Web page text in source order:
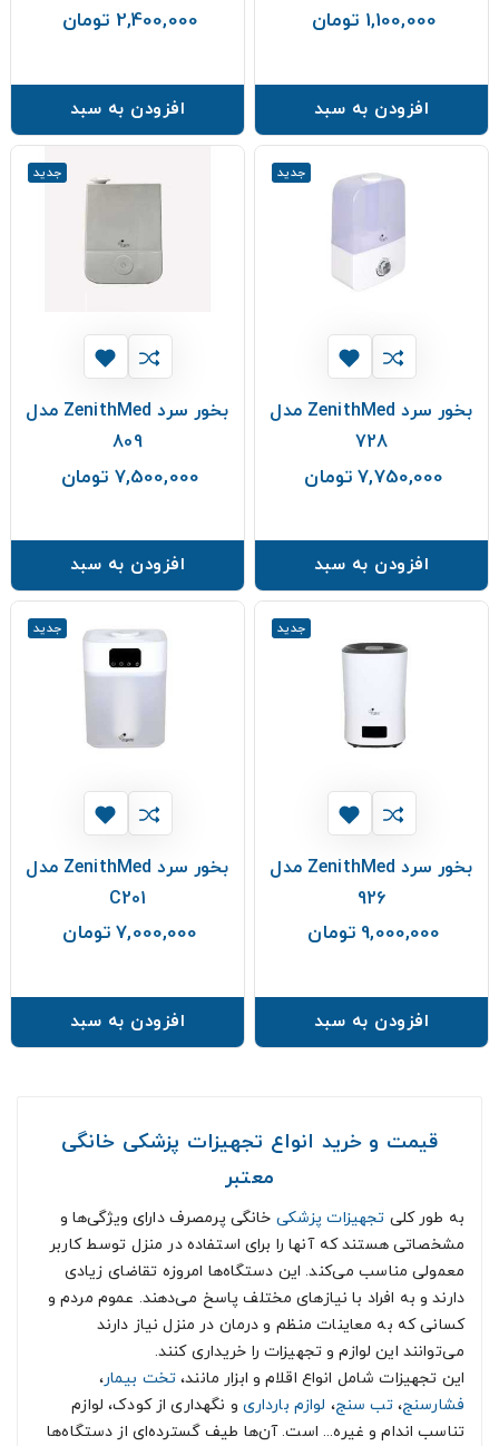
1,100,000 تومان
افزودن به سبد
2,400,000 تومان
افزودن به سبد
جدید
بخور سرد ZenithMed مدل
728
7,750,000 تومان
افزودن به سبد
جدید
بخور سرد ZenithMed مدل
809
7,500,000 تومان
افزودن به سبد
جدید
بخور سرد ZenithMed مدل
926
9,000,000 تومان
افزودن به سبد
جدید
بخور سرد ZenithMed مدل
C201
7,000,000 تومان
افزودن به سبد
قیمت و خرید انواع تجهیزات پزشکی خانگی
معتبر
به طور کلی تجهیزات پزشکی خانگی پرمصرف دارای ویژگی‌ها و
مشخصاتی هستند که آنها را برای استفاده در منزل توسط کاربر
معمولی مناسب می‌کند. این دستگاه‌ها امروزه تقاضای زیادی
دارند و به افراد با نیازهای مختلف پاسخ می‌دهند. عموم مردم و
کسانی که به معاینات منظم و درمان در منزل نیاز دارند
می‌توانند این لوازم و تجهیزات را خریداری کنند.
این تجهیزات شامل انواع اقلام و ابزار مانند،تخت بیمار،
فشارسنج،تب سنج، لوازم بارداری و نگهداری از کودک، لوازم
تناسب اندام و غیره... است. آن‌ها طیف گسترده‌ای از دستگاه‌ها